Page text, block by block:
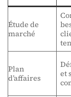
Étude de
marché
Plan
d’affaires
et